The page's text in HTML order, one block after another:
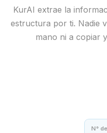
KurAI extrae la
estructura por ti. Nadie
mano ni a copiar
N°